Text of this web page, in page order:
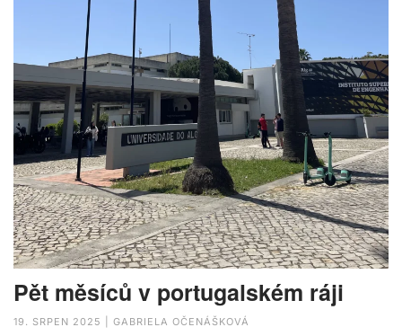
Pět měsíců v portugalském ráji
19. SRPEN 2025 | GABRIELA OČENÁŠKOVÁ